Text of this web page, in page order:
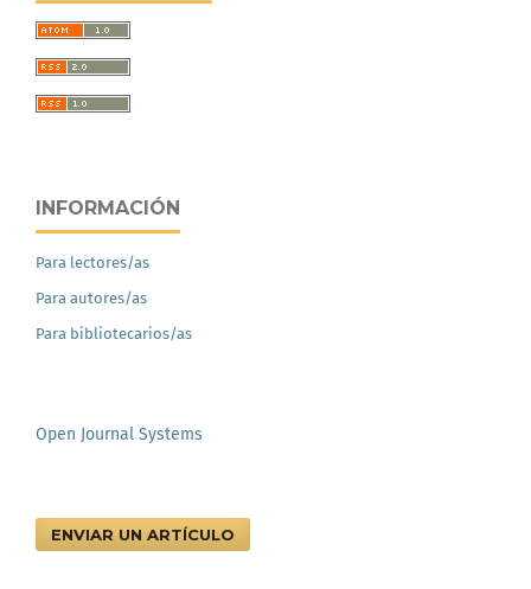
INFORMACIÓN
Para lectores/as
Para autores/as
Para bibliotecarios/as
Open Journal Systems
ENVIAR UN ARTÍCULO